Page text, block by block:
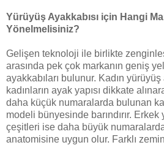
Yürüyüş Ayakkabısı için Hangi
Yönelmelisiniz?
Gelişen teknoloji ile birlikte
arasında pek çok markanın geniş
ayakkabıları bulunur. Kadın
kadınların ayak yapısı dikkate
daha küçük numaralarda bulunan
modeli bünyesinde barındırır. Erkek
çeşitleri ise daha büyük
anatomisine uygun olur. Farklı